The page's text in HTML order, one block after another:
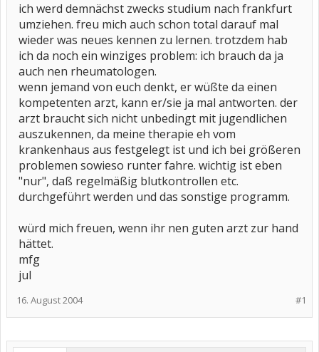
ich werd demnächst zwecks studium nach frankfurt
umziehen. freu mich auch schon total darauf mal
wieder was neues kennen zu lernen. trotzdem hab
ich da noch ein winziges problem: ich brauch da ja
auch nen rheumatologen.
wenn jemand von euch denkt, er wüßte da einen
kompetenten arzt, kann er/sie ja mal antworten. der
arzt braucht sich nicht unbedingt mit jugendlichen
auszukennen, da meine therapie eh vom
krankenhaus aus festgelegt ist und ich bei größeren
problemen sowieso runter fahre. wichtig ist eben
"nur", daß regelmäßig blutkontrollen etc.
durchgeführt werden und das sonstige programm.
würd mich freuen, wenn ihr nen guten arzt zur hand
hättet.
mfg
jul
#1
16. August 2004